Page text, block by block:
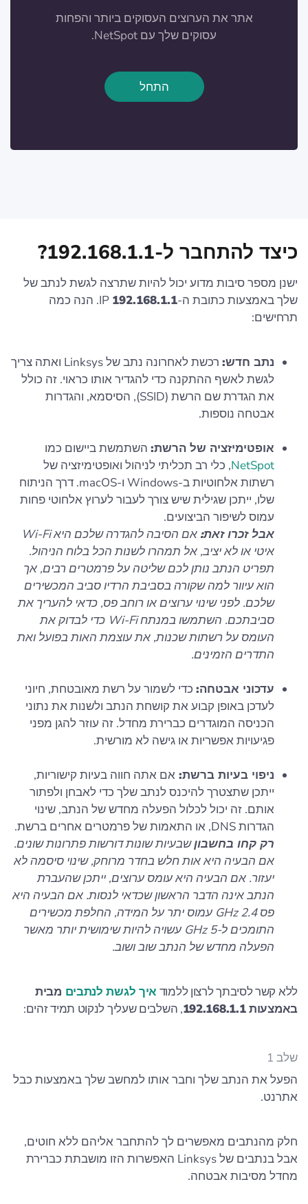
אתר את הערוצים העסוקים ביותר והפחות
עסוקים שלך עם NetSpot.
התחל
כיצד להתחבר ל-192.168.1.1?
ישנן מספר סיבות מדוע יכול להיות שתרצה לגשת לנתב של
שלך באמצעות כתובת ה-IP192.168.1.1
. הנה כמה
תרחישים:
נתב חדש:
רכשת לאחרונה נתב של Linksys ואתה צריך
לגשת לאשף ההתקנה כדי להגדיר אותו כראוי. זה כולל
את הגדרת שם הרשת (SSID), הסיסמא, והגדרות
אבטחה נוספות.
אופטימיזציה של הרשת: השתמשת ביישום כמו
NetSpot, כלי רב תכליתי לניהול ואופטימיזציה של
רשתות אלחוטיות ב-Windows ו-macOS. דרך הניתוח
שלו, ייתכן שגילית שיש צורך לעבור לערוץ אלחוטי פחות
עמוס לשיפור הביצועים.
אבל זכרו זאת:
אם הסיבה להגדרה שלכם היא Wi-Fi
איטי או לא יציב, אל תמהרו לשנות הכל בלוח הניהול.
תפריט הנתב נותן לכם שליטה על פרמטרים רבים, אך
הוא עיוור למה שקורה בסביבת הרדיו סביב המכשירים
שלכם. לפני שינוי ערוצים או רוחב פס, כדאי להעריך את
סביבתכם. השתמשו במנתח Wi-Fi כדי לבדוק את
העומס על רשתות שכנות, את עוצמת האות בפועל ואת
התדרים הזמינים.
עדכוני אבטחה: כדי לשמור על רשת מאובטחת, חיוני
לעדכן באופן קבוע את קושחת הנתב ולשנות את נתוני
הכניסה המוגדרים כברירת מחדל. זה עוזר להגן מפני
פגיעויות אפשריות או גישה לא מורשית.
ניפוי בעיות ברשת: אם אתה חווה בעיות קישוריות,
ייתכן שתצטרך להיכנס לנתב שלך כדי לאבחן ולפתור
אותם. זה יכול לכלול הפעלה מחדש של הנתב, שינוי
הגדרות DNS, או התאמות של פרמטרים אחרים ברשת.
רק קחו בחשבוןשבעיות שונות דורשות פתרונות שונים.
אם הבעיה היא אות חלש בחדר מרוחק, שינוי סיסמה לא
יעזור. אם הבעיה היא עומס ערוצים, ייתכן שהעברת
הנתב אינה הדבר הראשון שכדאי לנסות. אם הבעיה היא
פס 2.4 GHz עמוס יתר על המידה, החלפת מכשירים
התומכים ל-5 GHz עשויה להיות שימושית יותר מאשר
הפעלה מחדש של הנתב שוב ושוב.
ללא קשר לסיבתך לרצון ללמוד איך לגשת לנתבים מבית
באמצעות 192.168.1.1
, השלבים שעליך לנקוט תמיד זהים:
שלב 1
הפעל את הנתב שלך וחבר אותו למחשב שלך באמצעות כבל
אתרנט.
חלק מהנתבים מאפשרים לך להתחבר אליהם ללא חוטים,
אבל בנתבים של Linksys האפשרות הזו מושבתת כברירת
מחדל מסיבות אבטחה.